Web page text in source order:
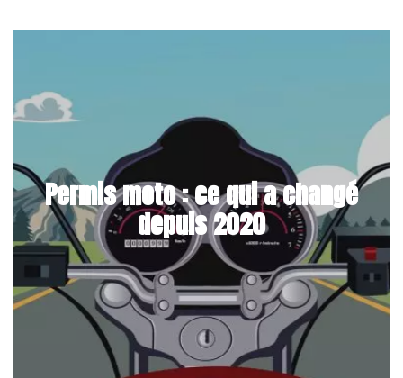
Permis moto : ce qui a changé
depuis 2020